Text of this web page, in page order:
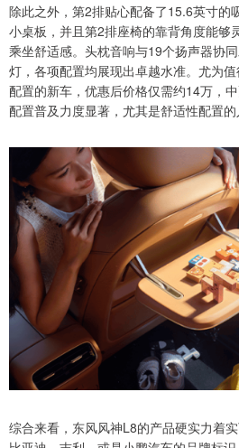
除此之外，第2排贴心配备了15.6英寸的
小桌板，并且第2排座椅的靠背角度能够
乘坐舒适感。头枕音响与19个扬声器协
灯，各项配置均展现出卓越水准。尤为
配置的新车，优惠后价格仅需约14万，
配置普及力度显著，尤其是舒适性配置的
综合来看，东风风神L8的产品硬实力着